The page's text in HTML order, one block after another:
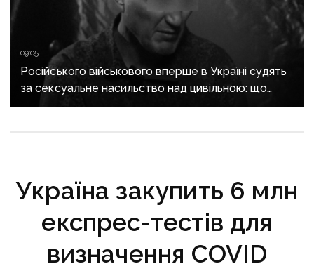
09:05
Російського військового вперше в Україні судять
за сексуальне насильство над цивільною: що
відомо про справу
Україна закупить 6 млн
експрес-тестів для
визначення COVID